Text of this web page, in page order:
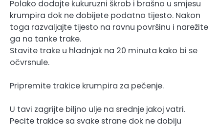
Polako dodajte kukuruzni škrob i brašno u smjesu
krumpira dok ne dobijete podatno tijesto. Nakon
toga razvaljajte tijesto na ravnu površinu i narežite
ga na tanke trake.
Stavite trake u hladnjak na 20 minuta kako bi se
očvrsnule.
Pripremite trakice krumpira za pečenje.
U tavi zagrijte biljno ulje na srednje jakoj vatri.
Pecite trakice sa svake strane dok ne dobiju